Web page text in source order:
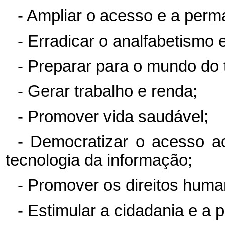
- Ampliar o acesso e a
- Erradicar o analfabetismo
- Preparar para o mundo do
- Gerar trabalho e renda;
- Promover vida saudável;
- Democratizar o acesso
tecnologia da informação;
- Promover os direitos
- Estimular a cidadania e a